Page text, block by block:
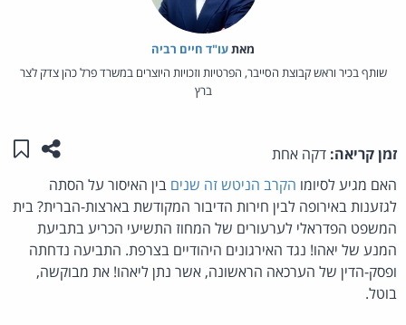
מאת‏עו"ד חיים רביה
שותף בכיר וראש קבוצת הסייבר, הפרטיות וזכויות היוצרים במשרד פרל כהן צדק לצר
ברץ
זמן קריאה: דקה אחת שתפו
האם מגיע לסיומו הקרב הניטש זה שנים בין האיסור על הסתה
לגזענות באירופה לבין חירות הדיבור המקודשת בארצות-הברית? בית
המשפט הפדראלי לערעורים של המחוז התשיעי הכריע בתביעת
המנע של יאהו! נגד האירגונים היהודיים בצרפת. התביעה נדחתה
ופסק-הדין של הערכאה הראשונה, אשר נתן ליאהו! את מבוקשה,
בוטל.